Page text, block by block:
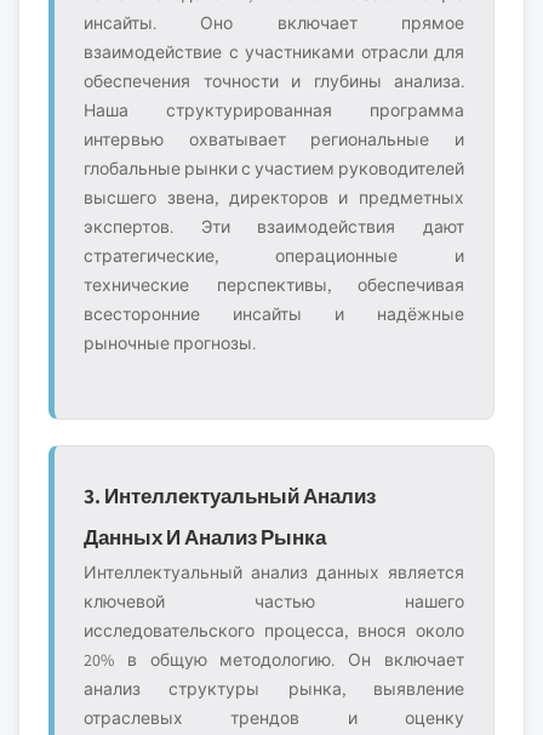
инсайты. Оно включает прямое
взаимодействие с участниками отрасли для
обеспечения точности и глубины анализа.
Наша структурированная программа
интервью охватывает региональные и
глобальные рынки с участием руководителей
высшего звена, директоров и предметных
экспертов. Эти взаимодействия дают
стратегические, операционные и
технические перспективы, обеспечивая
всесторонние инсайты и надёжные
рыночные прогнозы.
3. Интеллектуальный Анализ
Данных И Анализ Рынка
Интеллектуальный анализ данных является
ключевой частью нашего
исследовательского процесса, внося около
20% в общую методологию. Он включает
анализ структуры рынка, выявление
отраслевых трендов и оценку